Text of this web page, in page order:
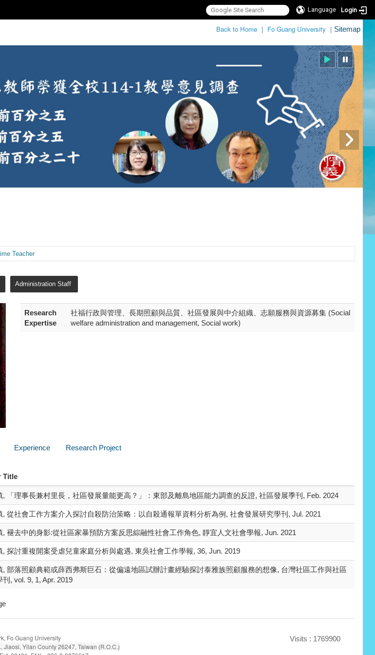
Language Login
Back to Home | Fo Guang University | Sitemap
Teacher
Administration Staff
Research
Expertise
社福行政與管理、長期照顧與品質、社區發展與中介組織、志願服務與資源募集 (Social
welfare administration and management, Social work)
Experience Research Project
Title
, 「理事長兼村里長，社區發展量能更高？」：東部及離島地區能力調查的反證, 社區發展季刊, Feb. 2024
, 從社會工作方案介入探討自殺防治策略：以自殺通報單資料分析為例, 社會發展研究學刊, Jul. 2021
, 褪去中的身影:從社區家暴預防方案反思綜融性社會工作角色, 靜宜人文社會學報, Jun. 2021
, 探討重複開案受虐兒童家庭分析與處遇, 東吳社會工作學報, 36, Jun. 2019
, 部落照顧典範或薛西弗斯巨石：從偏遠地區試辦計畫經驗探討泰雅族照顧服務的想像, 台灣社區工作與社區
刊, vol. 9, 1, Apr. 2019
Fo Guang University
Jiaosi, Yilan County 26247, Taiwan (R.O.C.)
Visits : 1769900